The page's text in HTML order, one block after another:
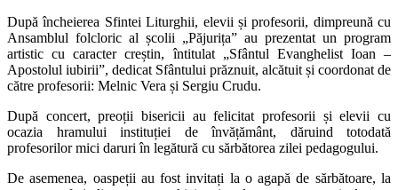
După încheierea Sfintei Liturghii, elevii și profesorii, dimpreună cu
Ansamblul folcloric al școlii „Păjurița” au prezentat un program
artistic cu caracter creștin, întitulat „Sfântul Evanghelist Ioan –
Apostolul iubirii”, dedicat Sfântului prăznuit, alcătuit și coordonat de
către profesorii: Melnic Vera și Sergiu Crudu.
După concert, preoții bisericii au felicitat profesorii și elevii cu
ocazia hramului instituției de învățământ, dăruind totodată
profesorilor mici daruri în legătură cu sărbătorea zilei pedagogului.
De asemenea, oaspeții au fost invitați la o agapă de sărbătoare, la